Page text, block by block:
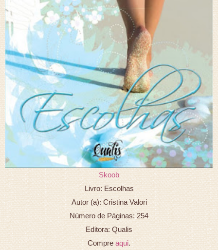
Skoob
Livro: Escolhas
Autor (a): Cristina Valori
Número de Páginas: 254
Editora: Qualis
Compreaqui.